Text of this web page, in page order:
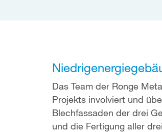
Das Team der Ronge
Projekts involviert und
Blechfassaden der drei
und die Fertigung aller